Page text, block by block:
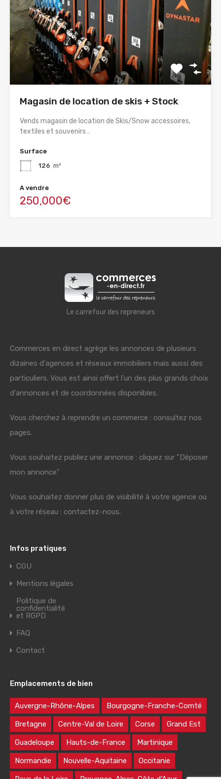
Magasin de location de skis + Stock
Vends magasin de location de Skis/Snow accessoires,
textiles et souvenirs…
Surface
126 m²
A vendre
250,000€
Le carrefour des repreneurs
Commerces en direct agrège les annonces de plusieurs
dizaines d'agences et réseaux immobiliers mais aussi des
particuliers. Vous est ainsi offert l'un des plus grands choix
d'annonces et de coordonnées disponibles.
Vous cherchez à reprendre un commerce : consultez nos
pages.
Vous souhaitez publiez une annonce : cliquez sur "Déposer
mon annonce"
Vous souhaitez donner plus de visibilité à votre agence ou
à votre réseau : contactez-nous.
Infos pratiques
CGU
Mentions légales
Politique de
confidentialité
et RGPD
FAQ
Contact
Emplacements de bien
Auvergne-Rhône-Alpes Bourgogne-Franche-Comté
Bretagne Centre-Val de Loire Corse Grand Est
Guadeloupe Hauts-de-France Martinique
Normandie Nouvelle-Aquitaine Occitanie